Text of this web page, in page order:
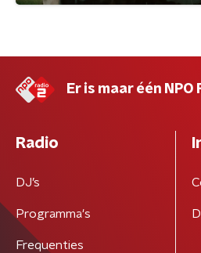
Er is maar één NPO
Radio
DJ’s
Programma's
Frequenties